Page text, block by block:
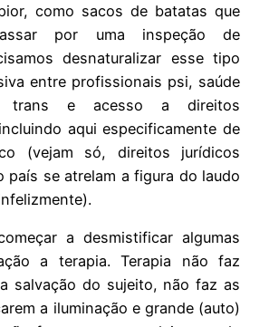
como sacos de batatas que
por uma inspeção de
desnaturalizar esse tipo
entre profissionais psi, saúde
trans e acesso a direitos
aqui especificamente de
(vejam só, direitos jurídicos
país se atrelam a figura do laudo
a desmistificar algumas
a terapia. Terapia não faz
salvação do sujeito, não faz as
a iluminação e grande (auto)